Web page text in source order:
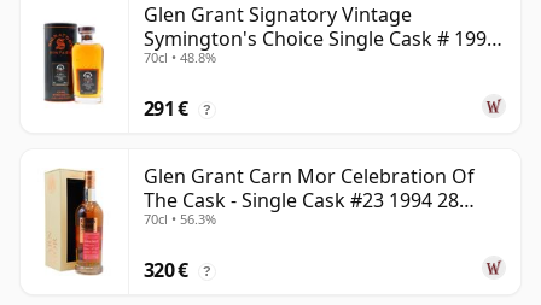
Glen Grant Signatory Vintage
Symington's Choice Single Cask # 1995
30 años
70cl • 48.8%
291 € ?
Glen Grant Carn Mor Celebration Of
The Cask - Single Cask #23 1994 28
años
70cl • 56.3%
320 € ?